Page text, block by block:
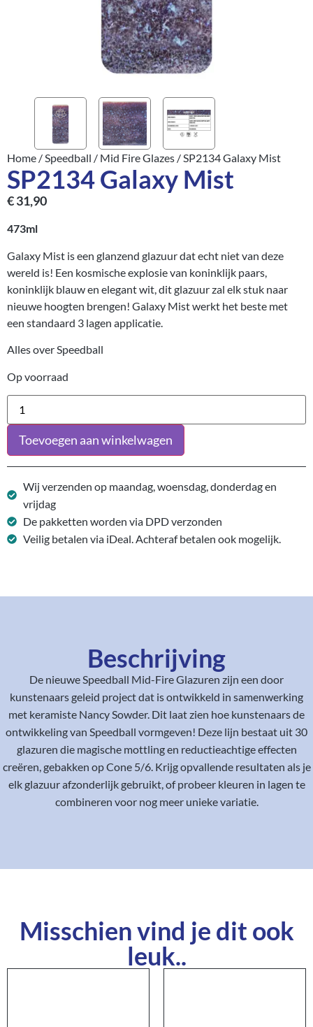
Home /Speedball / Mid Fire Glazes / SP2134 Galaxy Mist
SP2134 Galaxy Mist
€31,90
473ml
Galaxy Mist is een glanzend glazuur dat echt niet van deze
wereld is! Een kosmische explosie van koninklijk paars,
koninklijk blauw en elegant wit, dit glazuur zal elk stuk naar
nieuwe hoogten brengen! Galaxy Mist werkt het beste met
een standaard 3 lagen applicatie.
Alles over Speedball
Op voorraad
Toevoegen aan winkelwagen
Wij verzenden op maandag, woensdag, donderdag en
vrijdag
De pakketten worden via DPD verzonden
Veilig betalen via iDeal. Achteraf betalen ook mogelijk.
Beschrijving
De nieuwe Speedball Mid-Fire Glazuren zijn een door
kunstenaars geleid project dat is ontwikkeld in samenwerking
met keramiste Nancy Sowder. Dit laat zien hoe kunstenaars de
ontwikkeling van Speedball vormgeven! Deze lijn bestaat uit 30
glazuren die magische mottling en reductieachtige effecten
creëren, gebakken op Cone 5/6. Krijg opvallende resultaten als je
elk glazuur afzonderlijk gebruikt, of probeer kleuren in lagen te
combineren voor nog meer unieke variatie.
Misschien vind je dit ook
leuk..